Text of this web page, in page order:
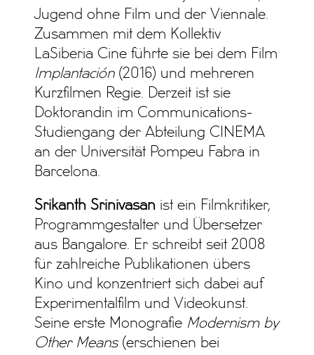
Jugend ohne Film und der Viennale.
Zusammen mit dem Kollektiv
LaSiberia Cine führte sie bei dem Film
Implantación(2016) und mehreren
Kurzfilmen Regie. Derzeit ist sie
Doktorandin im Communications-
Studiengang der Abteilung CINEMA
an der Universität Pompeu Fabra in
Barcelona.
Srikanth Srinivasan ist ein Filmkritiker,
Programmgestalter und Übersetzer
aus Bangalore. Er schreibt seit 2008
für zahlreiche Publikationen übers
Kino und konzentriert sich dabei auf
Experimentalfilm und Videokunst.
Seine erste Monografie Modernism by
Other Means(erschienen bei